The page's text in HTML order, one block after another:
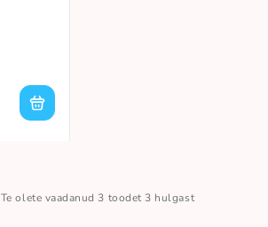
Te olete vaadanud 3 toodet 3 hulgast